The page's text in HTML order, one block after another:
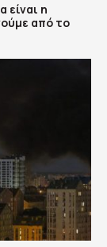
είναι η
από το